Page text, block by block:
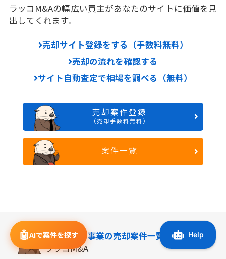
ラッコM&Aの幅広い買主があなたのサイトに価値を見
出してくれます。
売却サイト登録をする（手数料無料）
売却の流れを確認する
サイト自動査定で相場を調べる（無料）
売却案件登録
（売却手数料無料）
案件一覧
🤖AIで案件を探す
オンライン事業の売却案件一覧
ラッコM&A